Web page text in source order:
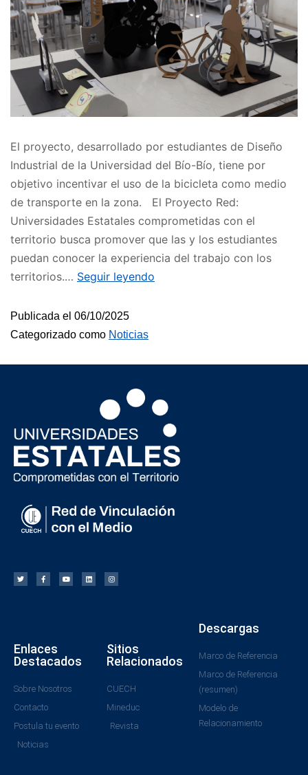
El proyecto, desarrollado por estudiantes de Diseño
Industrial de la Universidad del Bío-Bío, tiene por
objetivo incentivar el uso de la bicicleta como medio
de transporte en la zona. El Proyecto Red:
Universidades Estatales comprometidas con el
territorio busca promover que las y los estudiantes
puedan conocer la experiencia del trabajo con los
territorios.… Seguir leyendo
Publicada el 06/10/2025
Categorizado como Noticias
Enlaces
Destacados
Sobre Nosotros
Contacto
Postula tu evento
Noticias
Sitios
Relacionados
CUECH
Mineduc
Revista
Descargas
Marco de Referencia
Marco de Referencia
(resumen)
Modelo de
Relacionamiento